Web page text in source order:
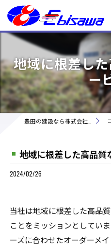
地域に根差し
ー
コ
地域に根差した高品質
2024/02/26
当社は地域に根差した高品
ことをミッションとしてい
ーズに合わせたオーダーメ